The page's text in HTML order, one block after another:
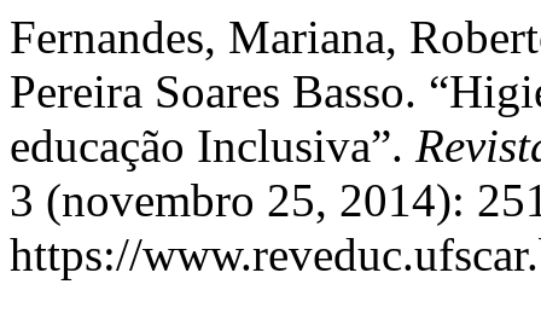
Fernandes, Mariana,
Pereira Soares Basso.
educação Inclusiva”.
3 (novembro 25, 2014):
https://